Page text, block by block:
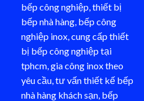
bếp công nghiệp, thiết bị
bếp nhà hàng, bếp công
nghiệp inox, cung cấp thiết
bị bếp công nghiệp tại
tphcm, gia công inox theo
yêu cầu, tư vấn thiết kế bếp
nhà hàng khách sạn, bếp